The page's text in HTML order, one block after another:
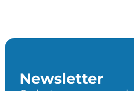
Newsletter